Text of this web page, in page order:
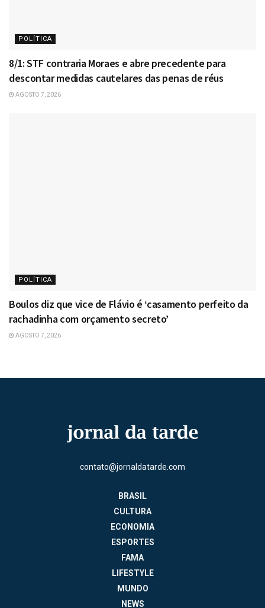
POLÍTICA
8/1: STF contraria Moraes e abre precedente para
descontar medidas cautelares das penas de réus
AGOSTO 7, 2026
POLÍTICA
Boulos diz que vice de Flávio é ‘casamento perfeito da
rachadinha com orçamento secreto’
AGOSTO 7, 2026
contato@jornaldatarde.com
BRASIL
CULTURA
ECONOMIA
ESPORTES
FAMA
LIFESTYLE
MUNDO
NEWS